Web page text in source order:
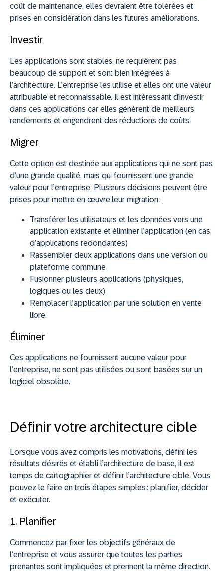
coût de maintenance, elles devraient être tolérées et
prises en considération dans les futures améliorations.
Investir
Les applications sont stables, ne requièrent pas
beaucoup de support et sont bien intégrées à
l’architecture. L’entreprise les utilise et elles ont une valeur
attribuable et reconnaissable. Il est intéressant d’investir
dans ces applications car elles génèrent de meilleurs
rendements et engendrent des réductions de coûts.
Migrer
Cette option est destinée aux applications qui ne sont pas
d’une grande qualité, mais qui fournissent une grande
valeur pour l’entreprise. Plusieurs décisions peuvent être
prises pour mettre en œuvre leur migration :
Transférer les utilisateurs et les données vers une
application existante et éliminer l’application (en cas
d’applications redondantes)
Rassembler deux applications dans une version ou
plateforme commune
Fusionner plusieurs applications (physiques,
logiques ou les deux)
Remplacer l’application par une solution en vente
libre.
Éliminer
Ces applications ne fournissent aucune valeur pour
l’entreprise, ne sont pas utilisées ou sont basées sur un
logiciel obsolète.
Définir votre architecture cible
Lorsque vous avez compris les motivations, défini les
résultats désirés et établi l’architecture de base, il est
temps de cartographier et définir l’architecture cible. Vous
pouvez le faire en trois étapes simples : planifier, décider
et exécuter.
1. Planifier
Commencez par fixer les objectifs généraux de
l’entreprise et vous assurer que toutes les parties
prenantes sont impliquées et prennent la même direction.